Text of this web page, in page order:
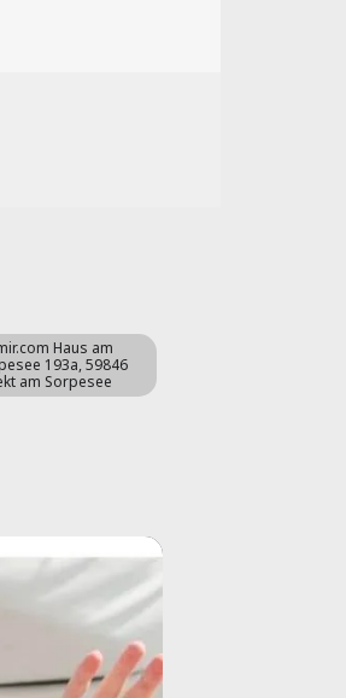
Haus am
193a, 59846
am Sorpesee